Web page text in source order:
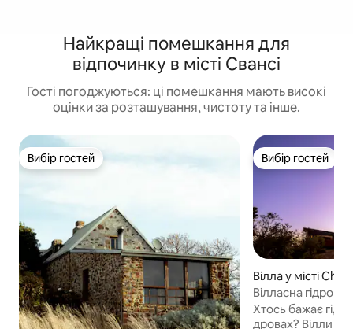
Найкращі помешкання для
відпочинку в місті Свансі
Гості погоджуються: ці помешкання мають високі
оцінки за розташування, чистоту та інше.
Вибір гостей
Вибір гостей Вибір гостей
Вибір гостей
Вілла у місті
ns
Вілласна
Beach Co
Хтось бажає
дровах? Вілли Little Beach